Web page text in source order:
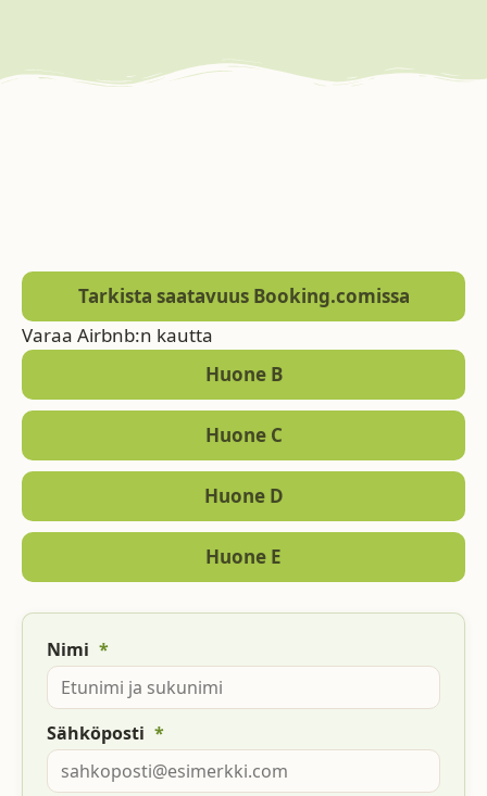
Tarkista saatavuus Booking.comissa
Varaa Airbnb:n kautta
Huone B
Huone C
Huone D
Huone E
Nimi *
Sähköposti *